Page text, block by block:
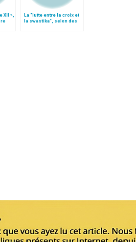
XII »,
La "lutte entre la croix et
la swastika", selon des